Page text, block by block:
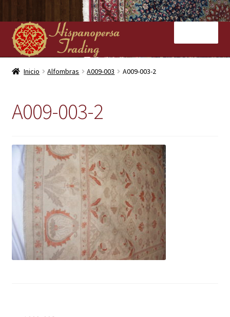
Ir
a
la
navegación
Ir
al
contenido
Inicio
Kilims
Contacto
Inicio Alfombras A009-003 A009-003-2
A009-003-2